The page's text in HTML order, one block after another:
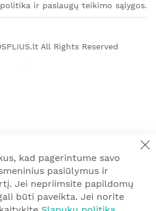
ir paslaugų teikimo sąlygos.
All Rights Reserved
kad pagerintume savo
pasiūlymus ir
Jei nepriimsite papildomų
būti paveikta. Jei norite